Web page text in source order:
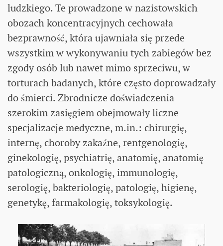
ludzkiego. Te prowadzone w nazistowskich
obozach koncentracyjnych cechowała
bezprawność, która ujawniała się przede
wszystkim w wykonywaniu tych zabiegów bez
zgody osób lub nawet mimo sprzeciwu, w
torturach badanych, które często doprowadzały
do śmierci. Zbrodnicze doświadczenia
szerokim zasięgiem obejmowały liczne
specjalizacje medyczne, m.in.: chirurgię,
internę, choroby zakaźne, rentgenologię,
ginekologię, psychiatrię, anatomię, anatomię
patologiczną, onkologię, immunologię,
serologię, bakteriologię, patologię, higienę,
genetykę, farmakologię, toksykologię.